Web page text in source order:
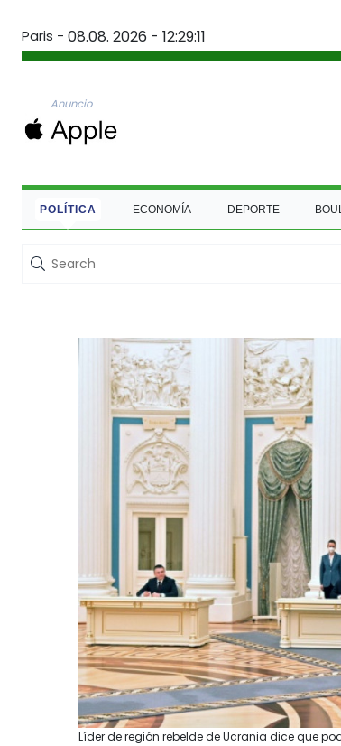
Paris - 08.08. 2026 - 12:29:12
Anuncio
POLÍTICA ECONOMÍA DEPORTE
Líder de región rebelde de Ucrania dice que